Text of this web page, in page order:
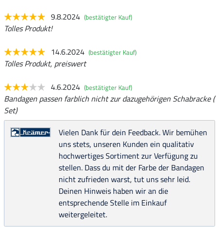
9.8.2024 (bestätigter Kauf)
Tolles Produkt!
14.6.2024 (bestätigter Kauf)
Tolles Produkt, preiswert
4.6.2024 (bestätigter Kauf)
Bandagen passen farblich nicht zur dazugehörigen Schabracke (
Set)
Vielen Dank für dein Feedback. Wir bemühen
uns stets, unseren Kunden ein qualitativ
hochwertiges Sortiment zur Verfügung zu
stellen. Dass du mit der Farbe der Bandagen
nicht zufrieden warst, tut uns sehr leid.
Deinen Hinweis haben wir an die
entsprechende Stelle im Einkauf
weitergeleitet.